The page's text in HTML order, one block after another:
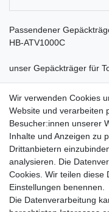
Passendener
HB-ATV1000C
unser Gepäckträger für
Rechtliches
Widerrufsrecht
Datenschutzerklärung
Wir verwenden Cookies
Website und verarbeiten
Besucher:innen unserer
Inhalte und Anzeigen zu
Drittanbietern
analysieren. Die
Cookies. Wir teilen diese
Einstellungen benennen.
Die Datenverarbeitung